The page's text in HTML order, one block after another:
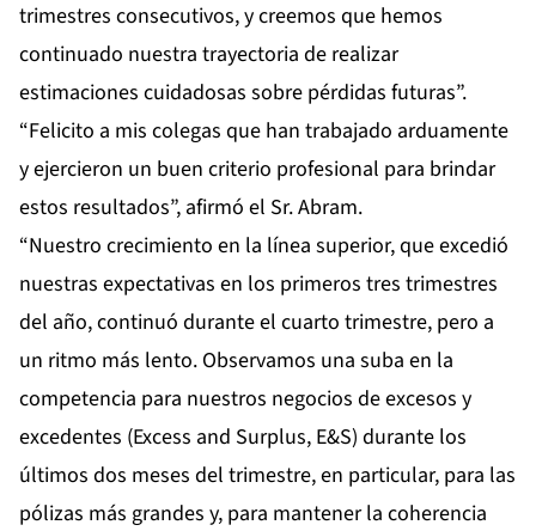
trimestres consecutivos, y creemos que hemos
continuado nuestra trayectoria de realizar
estimaciones cuidadosas sobre pérdidas futuras”.
“Felicito a mis colegas que han trabajado arduamente
y ejercieron un buen criterio profesional para brindar
estos resultados”, afirmó el Sr. Abram.
“Nuestro crecimiento en la línea superior, que excedió
nuestras expectativas en los primeros tres trimestres
del año, continuó durante el cuarto trimestre, pero a
un ritmo más lento. Observamos una suba en la
competencia para nuestros negocios de excesos y
excedentes (Excess and Surplus, E&S) durante los
últimos dos meses del trimestre, en particular, para las
pólizas más grandes y, para mantener la coherencia